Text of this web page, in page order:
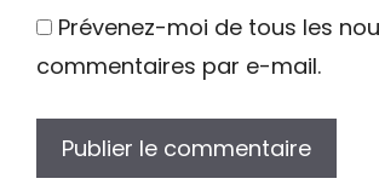
Prévenez-moi de tous les
commentaires par e-mail.